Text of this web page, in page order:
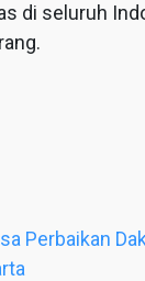
di seluruh